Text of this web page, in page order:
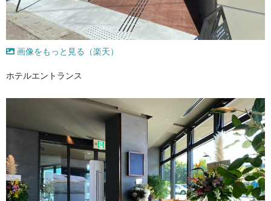
画像をもっと見る（楽天）
ホテルエントランス